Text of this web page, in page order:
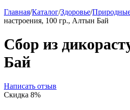
Главная/Каталог/Здоровье/Природные
настроения, 100 гр., Алтын Бай
Сбор из
Бай
Написать отзыв
Скидка 8%